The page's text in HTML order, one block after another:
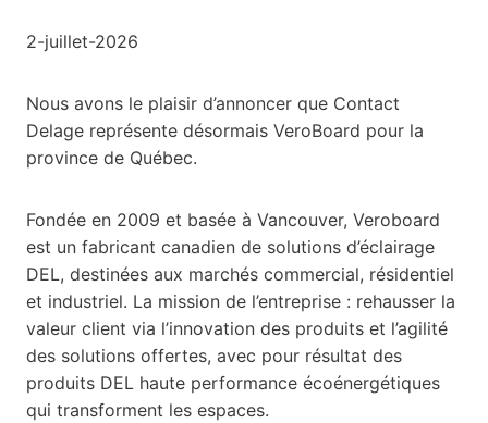
2-juillet-2026
Nous avons le plaisir d’annoncer que Contact
Delage représente désormais VeroBoard pour la
province de Québec.
Fondée en 2009 et basée à Vancouver, Veroboard
est un fabricant canadien de solutions d’éclairage
DEL, destinées aux marchés commercial, résidentiel
et industriel. La mission de l’entreprise : rehausser la
valeur client via l’innovation des produits et l’agilité
des solutions offertes, avec pour résultat des
produits DEL haute performance écoénergétiques
qui transforment les espaces.